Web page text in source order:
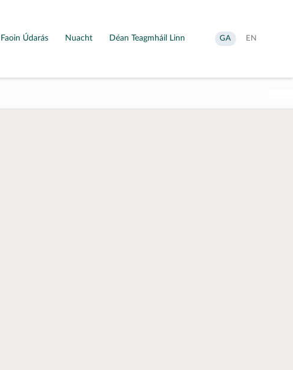
Faoin Údarás Nuacht Déan Teagmháil Linn
Aistrigh
go
GA
Change
EN